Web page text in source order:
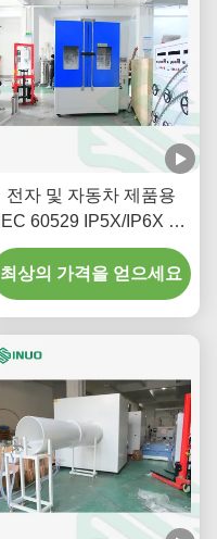
전자 및 자동차 제품용
IEC 60529 IP5X/IP6X 모
래 및 먼지 시험 챔버
최상의 가격을 얻으세요